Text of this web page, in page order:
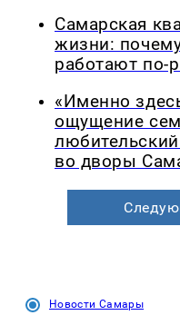
Самарская
жизни:
работают по-
«Именно
ощущение
во дворы
Новости Самары